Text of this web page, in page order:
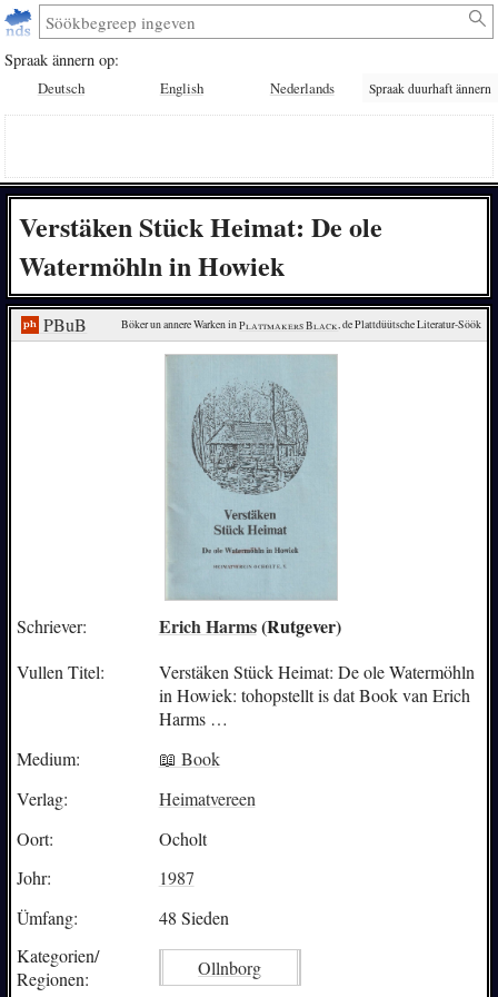
Spraak ännern op:
Deutsch English Nederlands Spraak duurhaft ännern
Verstäken Stück Heimat: De ole
Watermöhln in Howiek
PBuB Böker un annere Warken in Plattmakers Black, de Plattdüütsche Literatur-Söök
Schriever: Erich Harms(Rutgever)
Vullen Titel:
Verstäken Stück Heimat: De ole Watermöhln
in Howiek: tohopstellt is dat Book van Erich
Harms …
Medium:
📖 Book
Verlag:
Heimatvereen
Oort:
Ocholt
Johr:
1987
Ümfang:
48 Sieden
Kategorien/
Regionen:
Ollnborg